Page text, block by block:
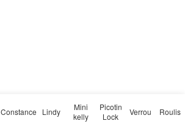
Constance Lindy
Mini
kelly
Picotin
Lock
Verrou Roulis